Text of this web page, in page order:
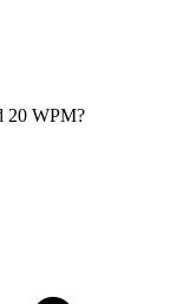
20 WPM?